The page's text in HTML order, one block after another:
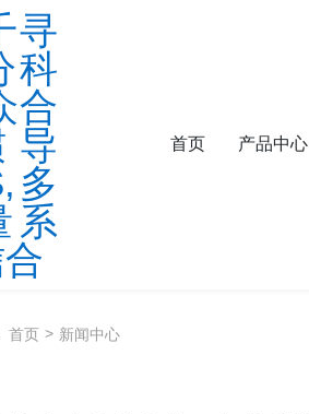
首页 产品中心
首页 新闻中心